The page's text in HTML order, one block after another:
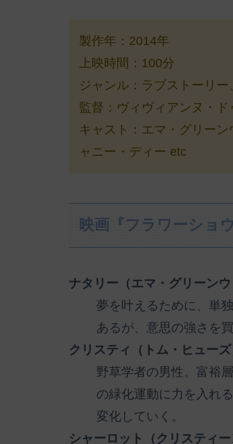
製作年：2014年
上映時間：100分
ジャンル：ラブストーリ
監督：ヴィヴィアンヌ・ド
キャスト：エマ・グリー
ャニー・ディー etc
映画『フラワーショ
ナタリー（エマ・グリーンウ
夢を叶えるために、単
あるが、意思の強さを
クリスティ（トム・ヒューズ
野草学者の男性。富裕
の緑化運動に力を入れ
変化していく。
シャーロット（クリスティー